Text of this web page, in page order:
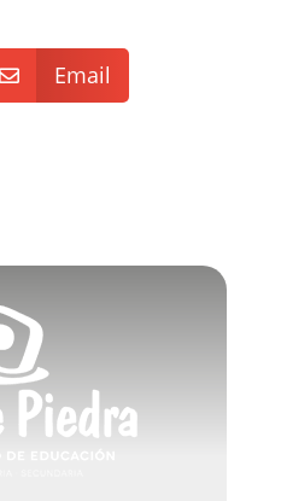
 Email